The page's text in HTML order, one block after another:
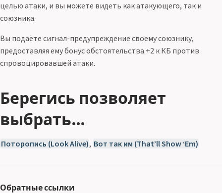
целью атаки, и вы можете видеть как атакующего, так и
союзника.
Вы подаёте сигнал-предупреждение своему союзнику,
предоставляя ему бонус обстоятельства +2 к КБ против
спровоцировавшей атаки.
Берегись позволяет
выбрать…
Поторопись (Look Alive), Вот так им (That’ll Show ‘Em)
Обратные ссылки